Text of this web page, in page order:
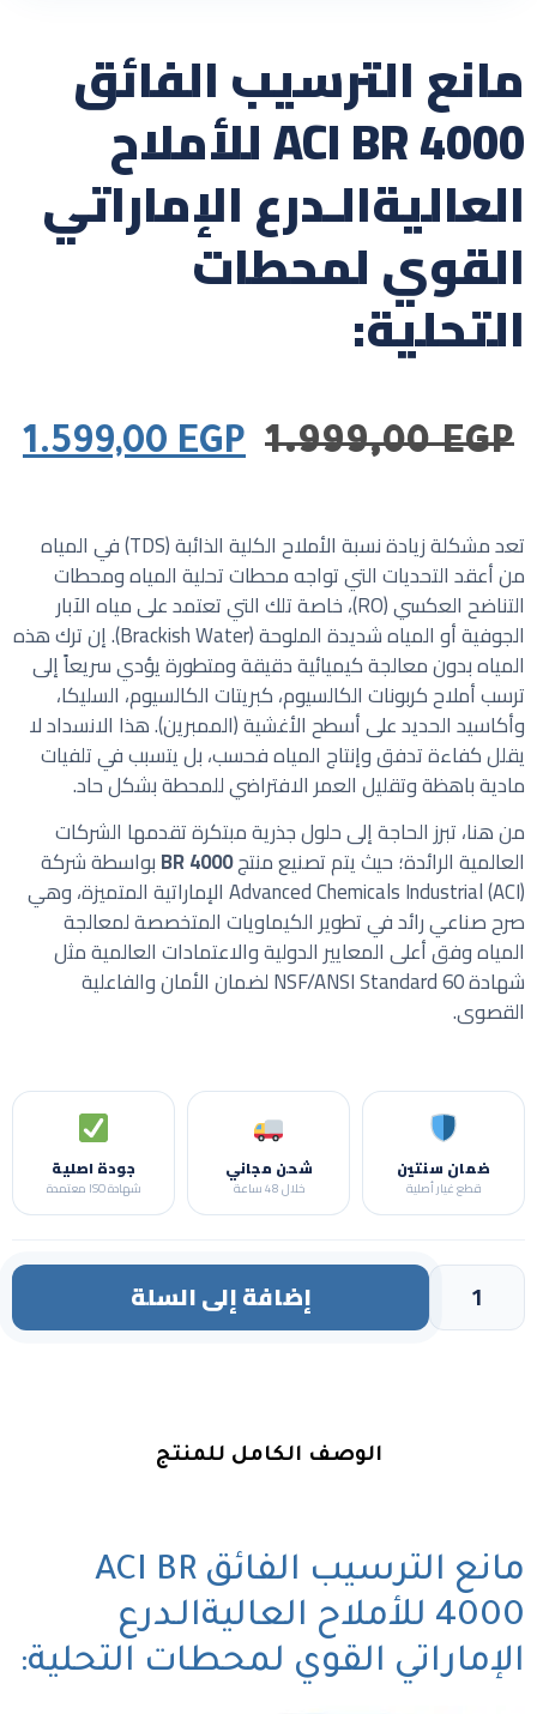
مانع الترسيب الفائق
ACI BR 4000 للأملاح
العاليةالـدرع الإماراتي
القوي لمحطات
التحلية:
1.999,00EGP
1.599,00EGP
تعد مشكلة زيادة نسبة الأملاح الكلية الذائبة (TDS) في المياه
من أعقد التحديات التي تواجه محطات تحلية المياه ومحطات
التناضح العكسي (RO)، خاصة تلك التي تعتمد على مياه الآبار
الجوفية أو المياه شديدة الملوحة (Brackish Water). إن ترك هذه
المياه بدون معالجة كيميائية دقيقة ومتطورة يؤدي سريعاً إلى
ترسب أملاح كربونات الكالسيوم، كبريتات الكالسيوم، السليكا،
وأكاسيد الحديد على أسطح الأغشية (الممبرين). هذا الانسداد لا
يقلل كفاءة تدفق وإنتاج المياه فحسب، بل يتسبب في تلفيات
مادية باهظة وتقليل العمر الافتراضي للمحطة بشكل حاد.
من هنا، تبرز الحاجة إلى حلول جذرية مبتكرة تقدمها الشركات
العالمية الرائدة؛ حيث يتم تصنيع منتجBR 4000بواسطة شركة
Advanced Chemicals Industrial (ACI)الإماراتية المتميزة، وهي
صرح صناعي رائد في تطوير الكيماويات المتخصصة لمعالجة
المياه وفق أعلى المعايير الدولية والاعتمادات العالمية مثل
شهادة NSF/ANSI Standard 60 لضمان الأمان والفاعلية
القصوى.
ضمان سنتين
قطع غيار أصلية
شحن مجاني
خلال 48 ساعة
جودة اصلية
شهادة ISO معتمدة
إضافة إلى السلة
الوصف الكامل للمنتج
مانع الترسيب الفائق ACI BR
4000 للأملاح العاليةالـدرع
الإماراتي القوي لمحطات التحلية: